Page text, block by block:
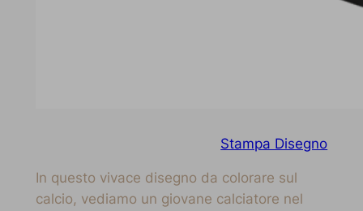
Stampa Disegno
In questo vivace disegno da colorare sul
calcio, vediamo un giovane calciatore nel